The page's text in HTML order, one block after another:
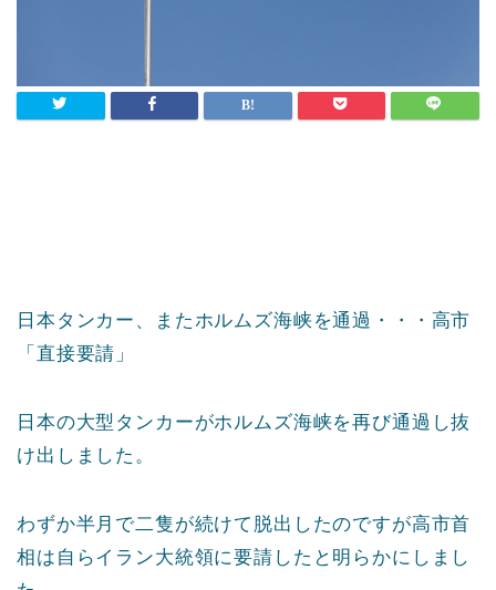
日本タンカー、またホルムズ海峡を通過・・・高市
「直接要請」
日本の大型タンカーがホルムズ海峡を再び通過し抜
け出しました。
わずか半月で二隻が続けて脱出したのですが高市首
相は自らイラン大統領に要請したと明らかにしまし